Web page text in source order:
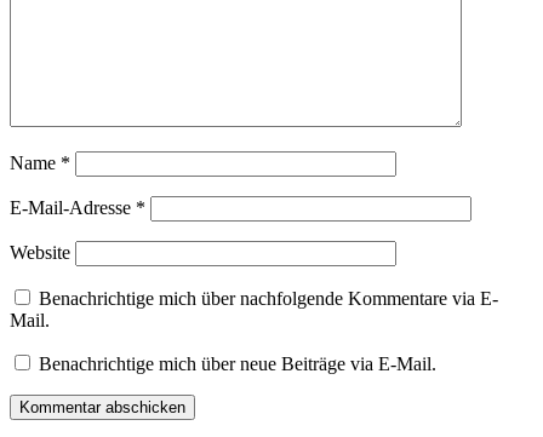
Name *
E-Mail-Adresse *
Website
Benachrichtige mich über nachfolgende Kommentare via E-
Mail.
Benachrichtige mich über neue Beiträge via E-Mail.